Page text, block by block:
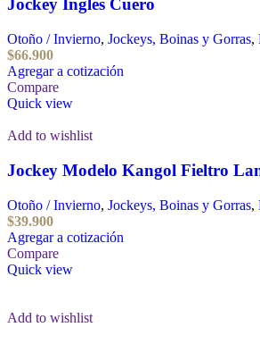
Jockey Inglés Cuero
Otoño / Invierno, Jockeys, Boinas y Gorras,
$66.900
Agregar a cotización
Compare
Quick view
Add to wishlist
Jockey Modelo Kangol Fieltro
Otoño / Invierno, Jockeys, Boinas y Gorras,
$39.900
Agregar a cotización
Compare
Quick view
Add to wishlist